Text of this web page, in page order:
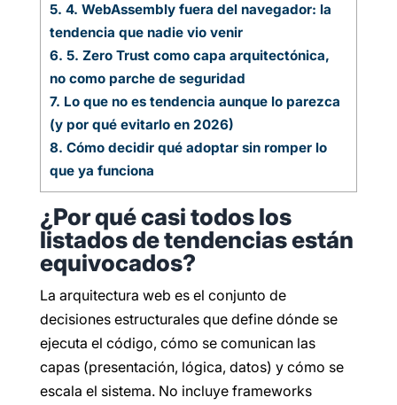
5. 4. WebAssembly fuera del navegador: la
tendencia que nadie vio venir
6. 5. Zero Trust como capa arquitectónica,
no como parche de seguridad
7. Lo que no es tendencia aunque lo parezca
(y por qué evitarlo en 2026)
8. Cómo decidir qué adoptar sin romper lo
que ya funciona
¿Por qué casi todos los
listados de tendencias están
equivocados?
La arquitectura web es el conjunto de
decisiones estructurales que define dónde se
ejecuta el código, cómo se comunican las
capas (presentación, lógica, datos) y cómo se
escala el sistema. No incluye frameworks